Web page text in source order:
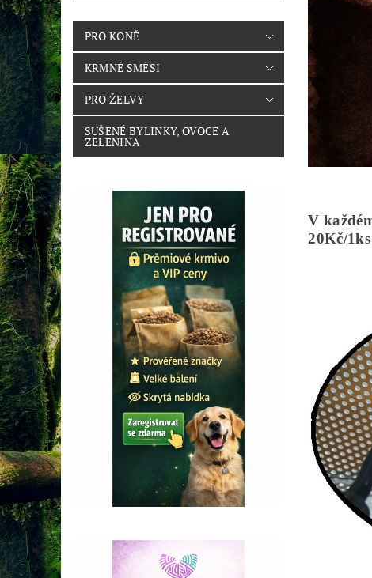
PRO KONĚ
KRMNÉ SMĚSI
PRO ŽELVY
SUŠENÉ BYLINKY, OVOCE A
ZELENINA
V
20Kč/